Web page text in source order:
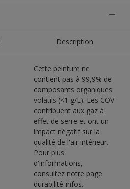
Description
Cette peinture ne
contient pas à 99,9% de
composants organiques
volatils (<1 g/L). Les COV
contribuent aux gaz à
effet de serre et ont un
impact négatif sur la
qualité de l'air intérieur.
Pour plus
d'informations,
consultez notre page
durabilité-infos.